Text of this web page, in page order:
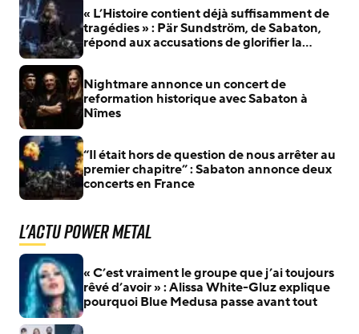
« L’Histoire contient déjà suffisamment de
tragédies » : Pär Sundström, de Sabaton,
répond aux accusations de glorifier la
Nightmare annonce un concert de
reformation historique avec Sabaton à
Nîmes
“Il était hors de question de nous arrêter au
premier chapitre” : Sabaton annonce deux
concerts en France
L'actu Power Metal
« C’est vraiment le groupe que j’ai toujours
rêvé d’avoir » : Alissa White-Gluz explique
pourquoi Blue Medusa passe avant tout